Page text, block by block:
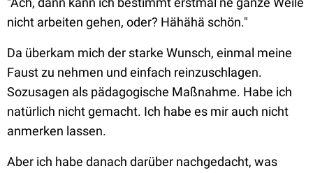
nicht arbeiten gehen, oder? Hähähä schön."
Da überkam mich der starke Wunsch, einmal meine
Faust zu nehmen und einfach reinzuschlagen.
Sozusagen als pädagogische Maßnahme. Habe ich
natürlich nicht gemacht. Ich habe es mir auch nicht
anmerken lassen.
Aber ich habe danach darüber nachgedacht, was